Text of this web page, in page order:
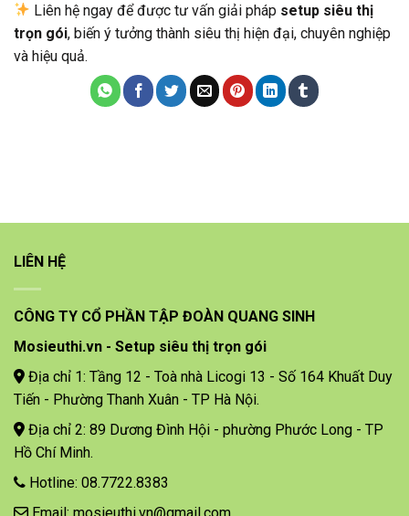
Liên hệ ngay để được tư vấn giải pháp setup siêu thị
trọn gói, biến ý tưởng thành siêu thị hiện đại, chuyên nghiệp
và hiệu quả.
LIÊN HỆ
CÔNG TY CỔ PHẦN TẬP ĐOÀN QUANG SINH
Mosieuthi.vn - Setup siêu thị trọn gói
Địa chỉ 1: Tầng 12 - Toà nhà Licogi 13 - Số 164 Khuất Duy
Tiến - Phường Thanh Xuân - TP Hà Nội.
Địa chỉ 2: 89 Dương Đình Hội - phường Phước Long - TP
Hồ Chí Minh.
Hotline: 08.7722.8383